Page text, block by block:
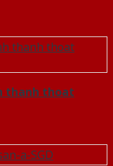
thanh thoat